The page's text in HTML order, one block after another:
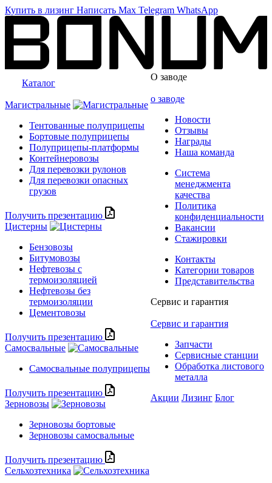
Купить в лизинг Написать Max Telegram WhatsApp
Каталог
Магистральные
Тентованные полуприцепы
Бортовые полуприцепы
Полуприцепы-платформы
Контейнеровозы
Для перевозки рулонов
Для перевозки опасных
грузов
Получить презентацию
Цистерны
Бензовозы
Битумовозы
Нефтевозы с
термоизоляцией
Нефтевозы без
термоизоляции
Цементовозы
Получить презентацию
Самосвальные
Самосвальные полуприцепы
Получить презентацию
Зерновозы
Зерновозы бортовые
Зерновозы самосвальные
Получить презентацию
Сельхозтехника
О заводе
о заводе
Новости
Отзывы
Награды
Наша команда
Система
менеджмента
качества
Политика
конфиденциальности
Вакансии
Стажировки
Контакты
Категории товаров
Представительства
Сервис и гарантия
Сервис и гарантия
Запчасти
Сервисные станции
Обработка листового
металла
Акции Лизинг Блог